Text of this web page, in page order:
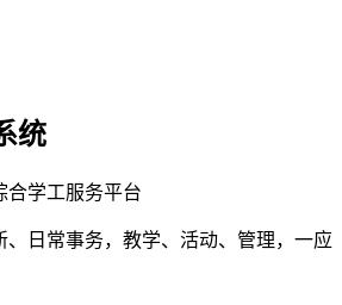
统
合学工服务平台
、日常事务，教学、活动、管理，一应